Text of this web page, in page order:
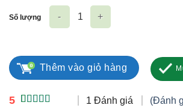
5 1 Đánh giá (Đánh
Số lượng
Thêm vào giỏ hàng